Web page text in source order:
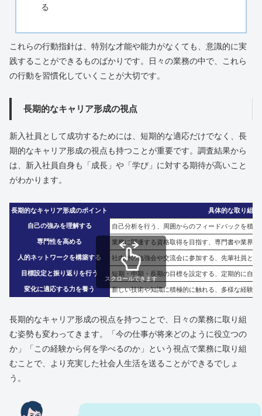
る
これらの行動指針は、特別な才能や能力がなくても、意識的に実
践することができるものばかりです。日々の業務の中で、これら
の行動を習慣化していくことが大切です。
長期的なキャリア形成の視点
新入社員として成功するためには、短期的な適応だけでなく、長
期的なキャリア形成の視点も持つことが重要です。調査結果から
は、新入社員自身も「成長」や「学び」に対する期待が高いこと
がわかります。
長期的なキャリア形成のポイント 具体的な取り組み
自己の強みを理解する 自己分析を行う、周囲からのフィードバックを積極
専門性を高める 業務に関連する資格取得を目指す、専門書や業界誌
人的ネットワークを構築する 社内外の勉強会や交流会に参加する、先輩社員と
目標設定と振り返りを行う 短期・中期・長期の目標を設定する、定期的に自己
変化に適応する力を養う 新しい技術や知識に積極的に触れる、多様な経験を
スクロールできます
長期的なキャリア形成の視点を持つことで、日々の業務に取り組
む姿勢も変わってきます。「今の仕事が将来どのように役立つの
か」「この経験から何を学べるのか」という視点で業務に取り組
むことで、より充実した社会人生活を送ることができるでしょ
う。